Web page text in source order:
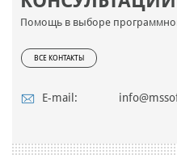
Помощь в выборе
ВСЕ КОНТАКТЫ
E-mail: